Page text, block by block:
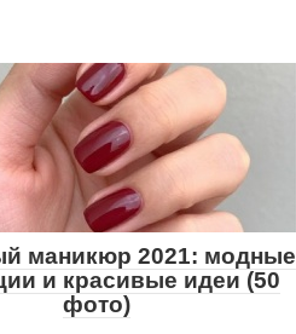
маникюр 2021: модные
и красивые идеи (50
фото)